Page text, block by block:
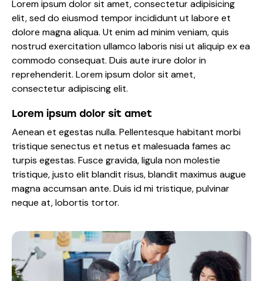
Lorem ipsum dolor sit amet, consectetur adipisicing
elit, sed do eiusmod tempor incididunt ut labore et
dolore magna aliqua. Ut enim ad minim veniam, quis
nostrud exercitation ullamco laboris nisi ut aliquip ex ea
commodo consequat. Duis aute irure dolor in
reprehenderit. Lorem ipsum dolor sit amet,
consectetur adipiscing elit.
Lorem ipsum dolor sit amet
Aenean et egestas nulla. Pellentesque habitant morbi
tristique senectus et netus et malesuada fames ac
turpis egestas. Fusce gravida, ligula non molestie
tristique, justo elit blandit risus, blandit maximus augue
magna accumsan ante. Duis id mi tristique, pulvinar
neque at, lobortis tortor.